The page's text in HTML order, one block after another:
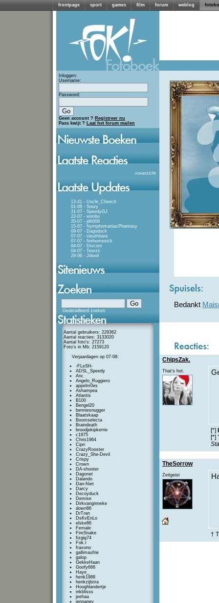
frontpage sport games film forum weblog
Inloggen:
Username:
Password:
Geen account ? Registreer nu
Pass kwijt ? Laat het forum mailen
»overzicht
13:41 - Uncle_Cheech
01-08 - Soury
31-07 - SpeedyGJ
22-07 - wimbo
20-07 - jdh009
15-07 - NymphomaniacPhantasy
09-07 - Dagoduck
07-07 - sleuthtiara
07-07 - firehomesick
04-07 - Divcom
04-07 - Teerzii
29-06 - Jdood
Gedetailleerd zoeken
Aantal gebruikers: 229362
Aantal reacties: 3133020
Aantal foto's: 27273
Foto's in Mb: 2159120
Verjaardagen op 07-08:
-FLeSH-
ADSL_Speedy
Anc
Angelo_Ruggiero
appelm0es
Ashampea
Atlantis
B100
Bengel20
benniesnugger
Blaatskaap
Boomselecta
Braindeath
broodjekipkerrie
c1975
Chris1964
Cipri
CrazyRooster
Crazy_She-Devil
Crispy
Crown
DA-shooter
Dagonet
Dalando
Dan-Niet
Darcy
Decoyduck
Demise
Dirkvanginneke
down86
DrTran
DsKvEnLo
elske86
Female
FireSnake
fizgig74
Fok.r
fraxono
gallimaufrie
galop
GekkeHaan
Goofy666
Haye_
henk1988
henkzijlstra
Hooghlandertje
inkblisss
jeehaa
jennaney
Bedankt
ChipsZak.
That's hot.
[*]
[*]
TheSorrow
Zeitgeist
†